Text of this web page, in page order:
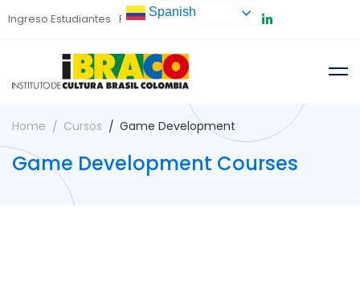
Ingreso Estudiantes Preinscripción
Home Cursos Game Development
Game Development Courses
Spanish